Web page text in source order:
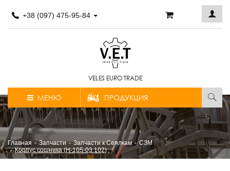
+38 (097) 475-95-84
VELES EURO TRADE
МЕНЮ ПРОДУКЦИЯ
Главная Запчасти Запчасти к Сеялкам
СЗМ
Корпус сошника (Н-105-03.102)